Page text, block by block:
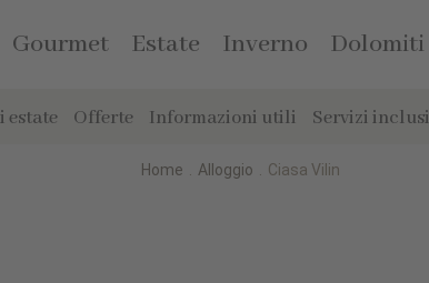
estate Offerte Informazioni utili Servizi inclusi
Gourmet Estate Inverno Dolomiti
Home Alloggio Ciasa Vilin